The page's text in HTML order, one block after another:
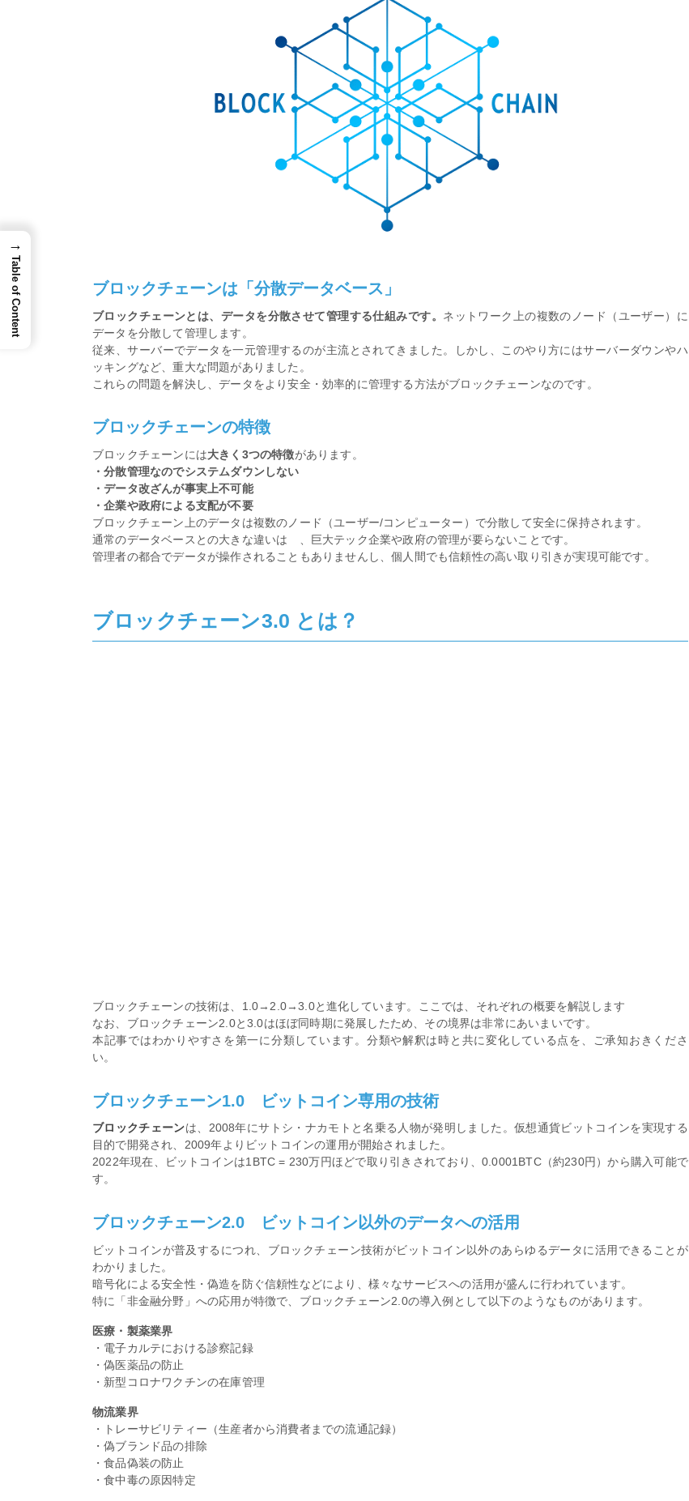
ブロックチェーンは「分散データベース」
ブロックチェーンとは、データを分散させて管理する仕組みです。 ネットワーク上の複数のノード（ユーザー）に
データを分散して管理します。
従来、サーバーでデータを一元管理するのが主流とされてきました。しかし、このやり方にはサーバーダウンやハ
ッキングなど、重大な問題がありました。
これらの問題を解決し、データをより安全・効率的に管理する方法がブロックチェーンなのです。
ブロックチェーンの特徴
ブロックチェーンには大きく3つの特徴があります。
・分散管理なのでシステムダウンしない
・データ改ざんが事実上不可能
・企業や政府による支配が不要
ブロックチェーン上のデータは複数のノード（ユーザー/コンピューター）で分散して安全に保持されます。
通常のデータベースとの大きな違いは 、巨大テック企業や政府の管理が要らないことです。
管理者の都合でデータが操作されることもありませんし、個人間でも信頼性の高い取り引きが実現可能です。
ブロックチェーン3.0 とは？
ブロックチェーンの技術は、1.0→2.0→3.0と進化しています。ここでは、それぞれの概要を解説します
なお、ブロックチェーン2.0と3.0はほぼ同時期に発展したため、その境界は非常にあいまいです。
本記事ではわかりやすさを第一に分類しています。分類や解釈は時と共に変化している点を、ご承知おきくださ
い。
ブロックチェーン1.0 ビットコイン専用の技術
ブロックチェーンは、2008年にサトシ・ナカモトと名乗る人物が発明しました。仮想通貨ビットコインを実現する
目的で開発され、2009年よりビットコインの運用が開始されました。
2022年現在、ビットコインは1BTC = 230万円ほどで取り引きされており、0.0001BTC（約230円）から購入可能で
す。
ブロックチェーン2.0 ビットコイン以外のデータへの活用
ビットコインが普及するにつれ、ブロックチェーン技術がビットコイン以外のあらゆるデータに活用できることが
わかりました。
暗号化による安全性・偽造を防ぐ信頼性などにより、様々なサービスへの活用が盛んに行われています。
特に「非金融分野」への応用が特徴で、ブロックチェーン2.0の導入例として以下のようなものがあります。
医療・製薬業界
・電子カルテにおける診察記録
・偽医薬品の防止
・新型コロナワクチンの在庫管理
物流業界
・トレーサビリティー（生産者から消費者までの流通記録）
・偽ブランド品の排除
・食品偽装の防止
・食中毒の原因特定
→
Table of Content